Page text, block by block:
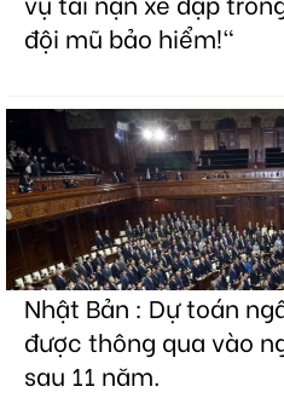
đội mũ bảo hiểm!"
Nhật Bản : Dự toán
được thông qua vào
sau 11 năm.